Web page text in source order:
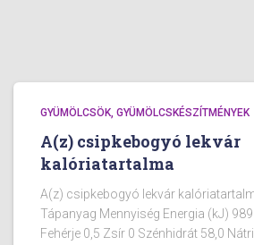
GYÜMÖLCSÖK, GYÜMÖLCSKÉSZÍTMÉNYEK
A(z) csipkebogyó lekvár
kalóriatartalma
A(z) csipkebogyó lekvár
Tápanyag Mennyiség Energia (kJ)
Fehérje 0,5 Zsír 0 Szénhidrát 58,0